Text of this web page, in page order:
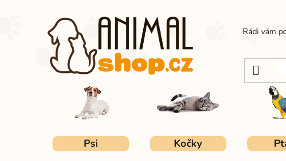
Rádi vám
Psi Kočky